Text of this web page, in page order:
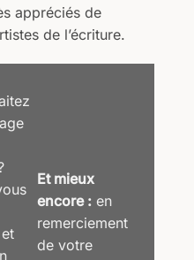
appréciés de
de l’écriture.
Et mieux
encore : en
remerciement
de votre